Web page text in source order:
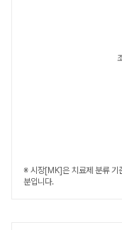
※ 시장[MK]은 치료제 분류 기
분입니다.